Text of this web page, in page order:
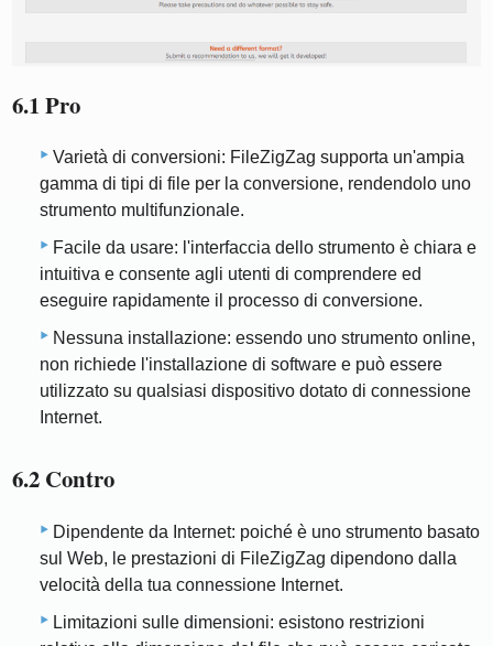
6.1 Pro
Varietà di conversioni: FileZigZag supporta un'ampia
gamma di tipi di file per la conversione, rendendolo uno
strumento multifunzionale.
Facile da usare: l'interfaccia dello strumento è chiara e
intuitiva e consente agli utenti di comprendere ed
eseguire rapidamente il processo di conversione.
Nessuna installazione: essendo uno strumento online,
non richiede l'installazione di software e può essere
utilizzato su qualsiasi dispositivo dotato di connessione
Internet.
6.2 Contro
Dipendente da Internet: poiché è uno strumento basato
sul Web, le prestazioni di FileZigZag dipendono dalla
velocità della tua connessione Internet.
Limitazioni sulle dimensioni: esistono restrizioni